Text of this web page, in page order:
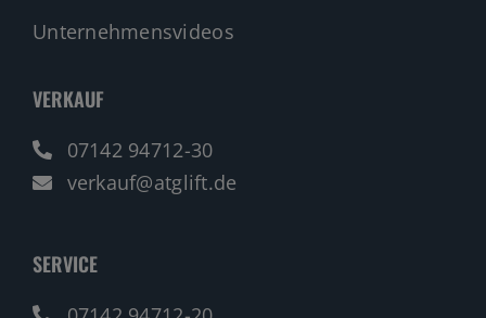
Unternehmensvideos
VERKAUF
07142 94712-30
verkauf@atglift.de
SERVICE